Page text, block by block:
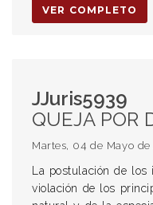
VER COMPLETO
JJuris5939
QUEJA POR DENEGACIÓN DEL RECURSO DE INCONSTITUCIONALIDAD.
Martes, 04 de Mayo de
La postulación de
violación de los